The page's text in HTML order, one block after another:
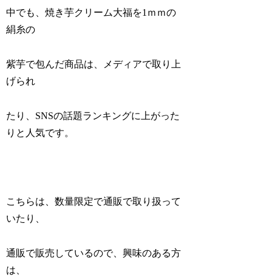
中でも、焼き芋クリーム大福を1ｍｍの
絹糸の
紫芋で包んだ商品は、メディアで取り上
げられ
たり、SNSの話題ランキングに上がった
りと人気です。
こちらは、数量限定で通販で取り扱って
いたり、
通販で販売しているので、興味のある方
は、